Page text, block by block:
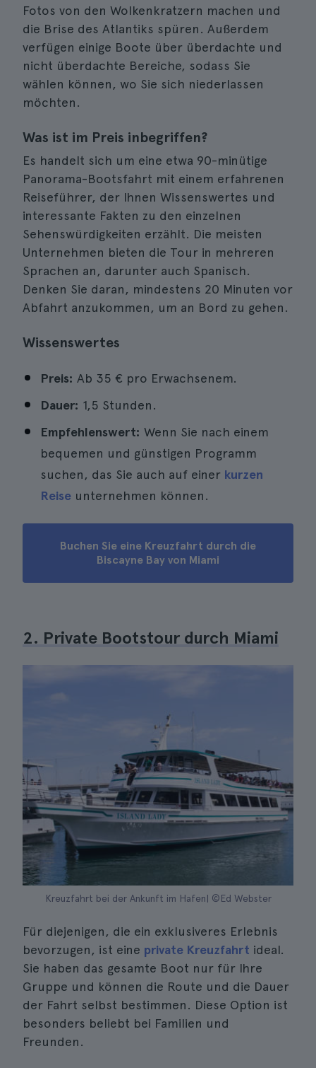
Fotos von den Wolkenkratzern machen und
die Brise des Atlantiks spüren. Außerdem
verfügen einige Boote über überdachte und
nicht überdachte Bereiche, sodass Sie
wählen können, wo Sie sich niederlassen
möchten.
Was ist im Preis inbegriffen?
Es handelt sich um eine etwa 90-minütige
Panorama-Bootsfahrt mit einem erfahrenen
Reiseführer, der Ihnen Wissenswertes und
interessante Fakten zu den einzelnen
Sehenswürdigkeiten erzählt. Die meisten
Unternehmen bieten die Tour in mehreren
Sprachen an, darunter auch Spanisch.
Denken Sie daran, mindestens 20 Minuten vor
Abfahrt anzukommen, um an Bord zu gehen.
Wissenswertes
Preis: Ab 35 € pro Erwachsenem.
Dauer: 1,5 Stunden.
Empfehlenswert: Wenn Sie nach einem
bequemen und günstigen Programm
suchen, das Sie auch auf einer kurzen
Reise unternehmen können.
Buchen Sie eine Kreuzfahrt durch die
Biscayne Bay von Miami
2. Private Bootstour durch Miami
Kreuzfahrt bei der Ankunft im Hafen| ©Ed Webster
Für diejenigen, die ein exklusiveres Erlebnis
bevorzugen, ist eine private Kreuzfahrt ideal.
Sie haben das gesamte Boot nur für Ihre
Gruppe und können die Route und die Dauer
der Fahrt selbst bestimmen. Diese Option ist
besonders beliebt bei Familien und
Freunden.